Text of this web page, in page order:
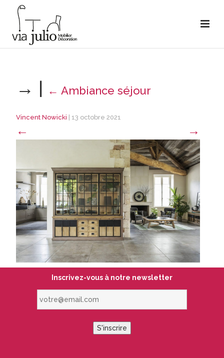
→ | ← Ambiance séjour
Vincent Nowicki 13 octobre 2021
← →
Inscrivez-vous à notre newsletter
S'inscrire